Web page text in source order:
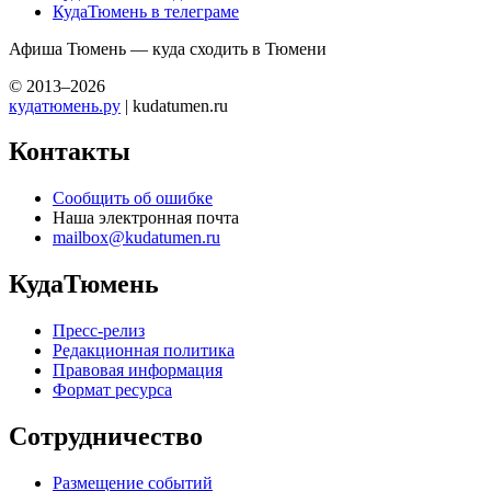
КудаТюмень в телеграме
Афиша Тюмень — куда сходить в Тюмени
© 2013–2026
кудатюмень.ру | kudatumen.ru
Контакты
Сообщить об ошибке
Наша электронная почта
mailbox@kudatumen.ru
КудаТюмень
Пресс-релиз
Редакционная политика
Правовая информация
Формат ресурса
Сотрудничество
Размещение событий